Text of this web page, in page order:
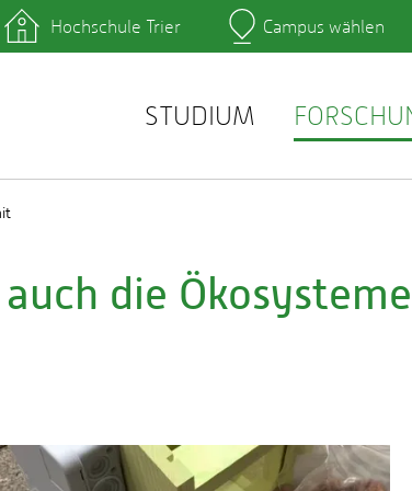
Lernplattformen
Webmail
Hochschule Trier Campus wählen
STUDIUM
die Ökosysteme